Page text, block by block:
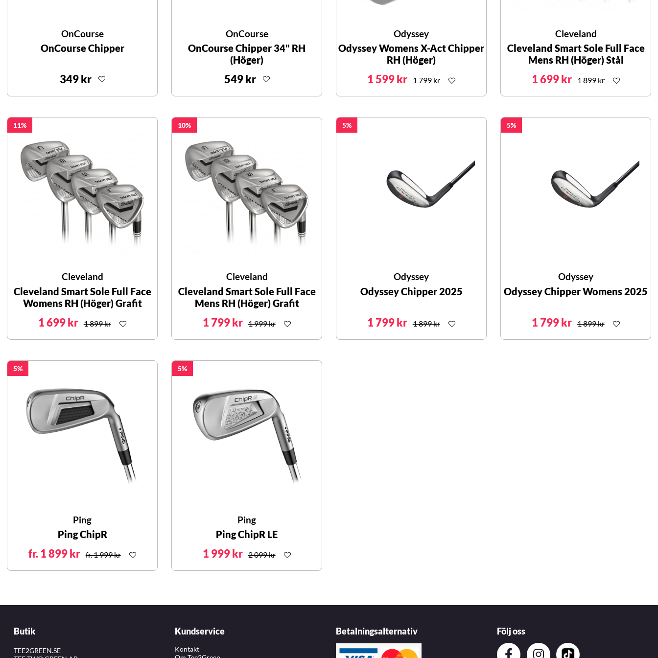
OnCourse
OnCourse Chipper
349 kr
OnCourse
OnCourse Chipper 34" RH
(Höger)
549 kr
Odyssey
Odyssey Womens X-Act Chipper
RH (Höger)
1 599 kr 1 799 kr
Cleveland
Cleveland Smart Sole Full Face
Mens RH (Höger) Stål
1 699 kr 1 899 kr
11
Cleveland
Cleveland Smart Sole Full Face
Womens RH (Höger) Grafit
1 699 kr 1 899 kr
10
Cleveland
Cleveland Smart Sole Full Face
Mens RH (Höger) Grafit
1 799 kr 1 999 kr
5
Odyssey
Odyssey Chipper 2025
1 799 kr 1 899 kr
5
Odyssey
Odyssey Chipper Womens 2025
1 799 kr 1 899 kr
5
Ping
Ping ChipR
fr. 1 899 kr fr. 1 999 kr
5
Ping
Ping ChipR LE
1 999 kr 2 099 kr
Butik
TEE2GREEN.SE
Kundservice
Kontakt
Betalningsalternativ Följ oss